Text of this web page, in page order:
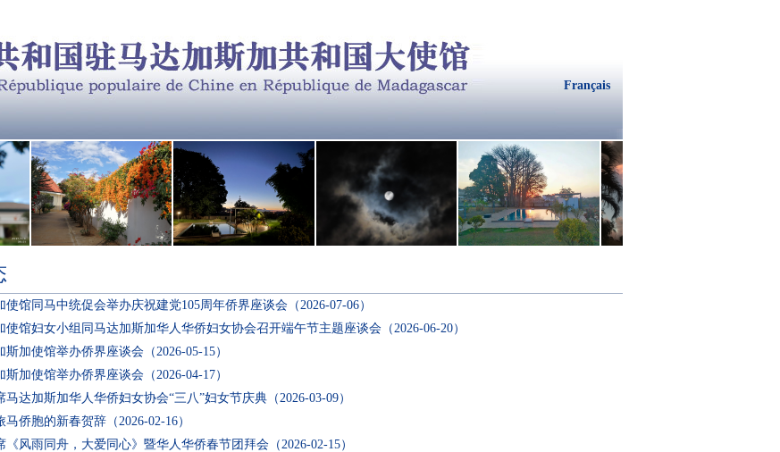
Français
使馆同马中统促会举办庆祝建党105周年侨界座谈会（2026-07-06）
使馆妇女小组同马达加斯加华人华侨妇女协会召开端午节主题座谈会（2026-06-20）
斯加使馆举办侨界座谈会（2026-05-15）
斯加使馆举办侨界座谈会（2026-04-17）
马达加斯加华人华侨妇女协会“三八”妇女节庆典（2026-03-09）
马侨胞的新春贺辞（2026-02-16）
《风雨同舟，大爱同心》暨华人华侨春节团拜会（2026-02-15）